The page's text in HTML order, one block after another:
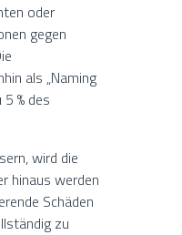
oder
gegen
als „Naming
% des
wird die
hinaus werden
Schäden
zu